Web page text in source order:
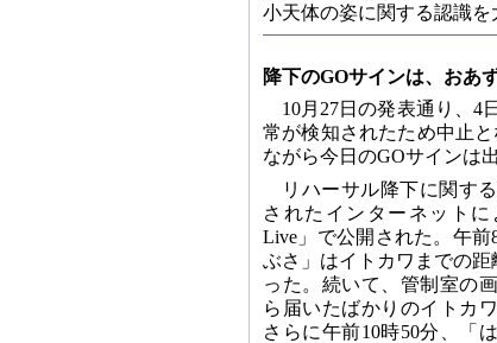
小天体の姿に関する認識を
降下のGOサインは、おあ
10月27日の発表通り、4
常が検知されたため中止
ながら今日のGOサインは
リハーサル降下に関す
されたインターネットに
Live」で公開された。午
ぶさ」はイトカワまでの距
った。続いて、管制室の
ら届いたばかりのイトカ
さらに午前10時50分、「